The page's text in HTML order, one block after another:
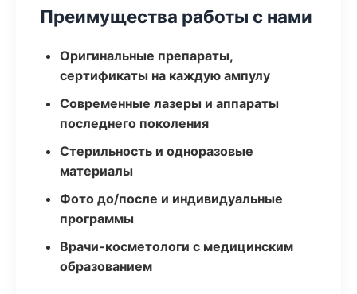
Преимущества работы с нами
Оригинальные препараты,
сертификаты на каждую ампулу
Современные лазеры и аппараты
последнего поколения
Стерильность и одноразовые
материалы
Фото до/после и индивидуальные
программы
Врачи-косметологи с медицинским
образованием